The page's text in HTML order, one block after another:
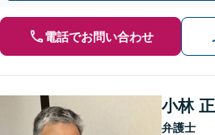
電話でお問い合わせ
小林
弁護士